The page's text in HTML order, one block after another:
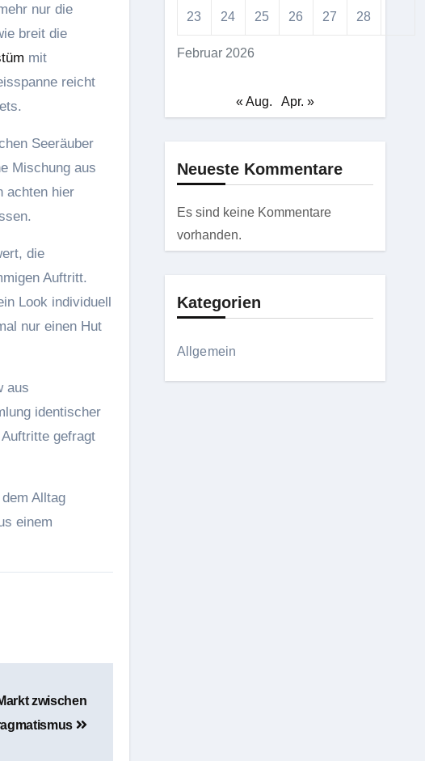
nur die
breit die
mit
reicht
Seeräuber
Mischung aus
achten hier
die
Auftritt.
Look individuell
nur einen Hut
aus
identischer
gefragt
Alltag
einem
zwischen
Februar 2026
23 24 25 26 27 28
« Aug. Apr. »
Neueste Kommentare
Es sind keine Kommentare
vorhanden.
Kategorien
Allgemein